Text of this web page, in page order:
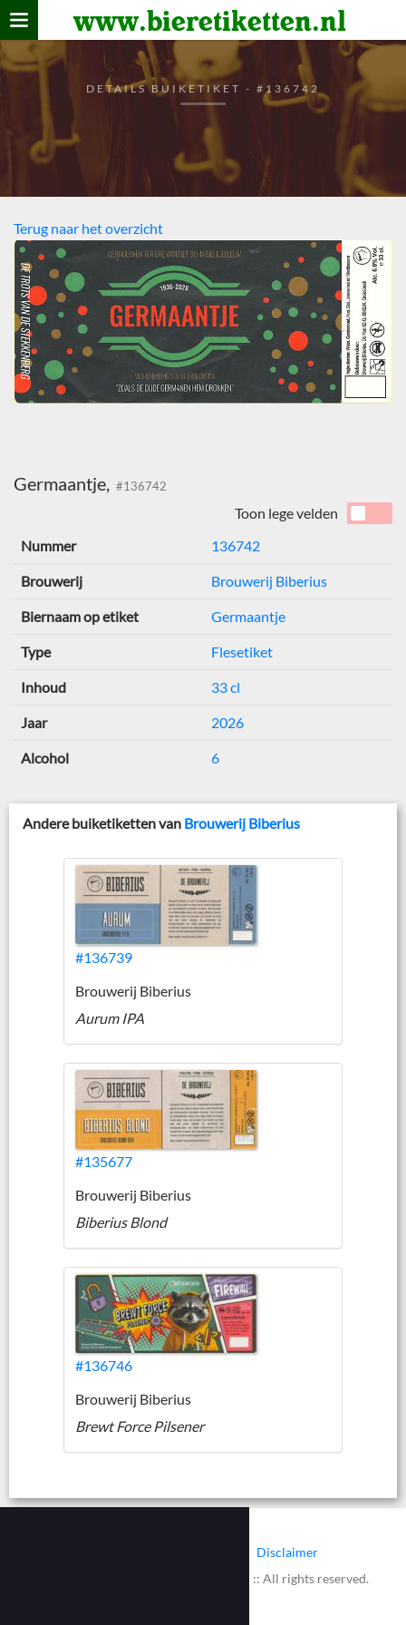
www.bieretiketten.nl
Home
verzamelen
De bierkaart
Bezoekers
DETAILS BUIKETIKET - #136742
Terug naar het overzicht
Germaantje, #136742
Toon lege velden
Nummer
136742
Brouwerij Brouwerij Biberius
Biernaam op etiket Germaantje
Type Flesetiket
Inhoud 33 cl
Jaar 2026
Alcohol 6
Andere buiketiketten van Brouwerij Biberius
#136739
Brouwerij Biberius
Aurum IPA
#135677
Brouwerij Biberius
Biberius Blond
#136746
Brouwerij Biberius
Brewt Force Pilsener
Disclaimer
© 2002 - 2026 :: www.bieretiketten.nl :: All rights reserved.